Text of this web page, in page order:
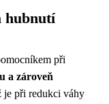
hubnutí
při
a zároveň
je při redukci váhy